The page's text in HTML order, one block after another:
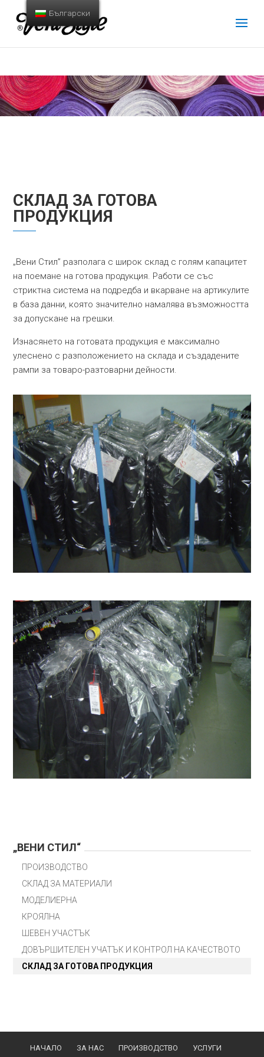
СКЛАД ЗА ГОТОВА
ПРОДУКЦИЯ
„Вени Стил” разполага с широк склад с голям капацитет
на поемане на готова продукция. Работи се със
стриктна система на подредба и вкарване на артикулите
в база данни, която значително намалява възможността
за допускане на грешки.
Изнасянето на готовата продукция е максимално
улеснено с разположението на склада и създадените
рампи за товаро-разтоварни дейности.
„ВЕНИ СТИЛ“
ПРОИЗВОДСТВО
СКЛАД ЗА МАТЕРИАЛИ
МОДЕЛИЕРНА
КРОЯЛНА
ШЕВЕН УЧАСТЪК
ДОВЪРШИТЕЛЕН УЧАТЪК И КОНТРОЛ НА КАЧЕСТВОТО
СКЛАД ЗА ГОТОВА ПРОДУКЦИЯ
НАЧАЛО ЗА НАС ПРОИЗВОДСТВО УСЛУГИ
Български